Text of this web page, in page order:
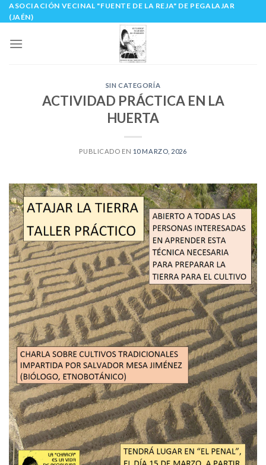
Skip
to
content
ASOCIACIÓN VECINAL "FUENTE DE LA REJA" DE PEGALAJAR
(JAÉN)
SIN CATEGORÍA
ACTIVIDAD PRÁCTICA EN LA
HUERTA
PUBLICADO EN 10 MARZO, 2026